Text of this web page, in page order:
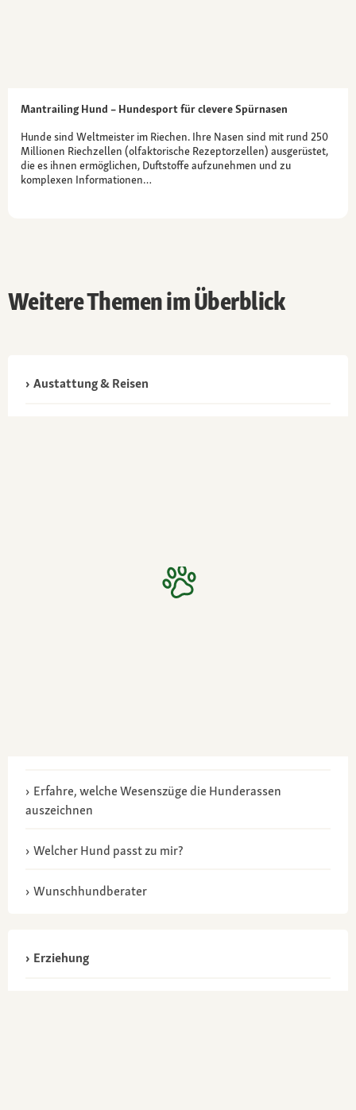
Mantrailing Hund – Hundesport für clevere Spürnasen
Hunde sind Weltmeister im Riechen. Ihre Nasen sind mit rund 250
Millionen Riechzellen (olfaktorische Rezeptorzellen) ausgerüstet,
die es ihnen ermöglichen, Duftstoffe aufzunehmen und zu
komplexen Informationen…
Weitere Themen im Überblick
Austattung & Reisen
Erfahre, welche Wesenszüge die Hunderassen
auszeichnen
Welcher Hund passt zu mir?
Wunschhundberater
Erziehung